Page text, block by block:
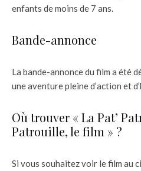
enfants de moins de 7 ans.
Bande-annonce
La bande-annonce du film a été
une aventure pleine d’action et
Où trouver « La Pat’
Patrouille, le film » ?
Si vous souhaitez voir le film au